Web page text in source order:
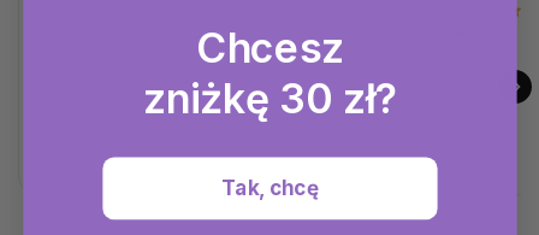
Chcesz
zniżkę 30 zł?
Tak, chcę